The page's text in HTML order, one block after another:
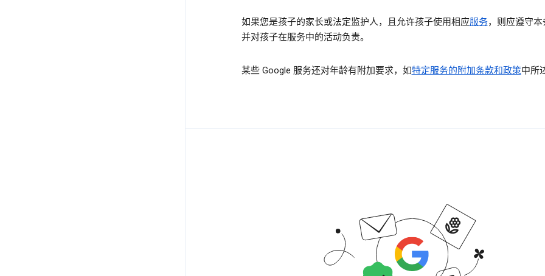
如果您是孩子的家长或法定监护人，且允许孩子使用相应服务，则应遵守本
并对孩子在服务中的活动负责。
某些 Google 服务还对年龄有附加要求，如特定服务的附加条款和政策中所